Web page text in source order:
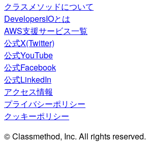
クラスメソッドについて
DevelopersIOとは
AWS支援サービス一覧
公式X(Twitter)
公式YouTube
公式Facebook
公式LinkedIn
アクセス情報
プライバシーポリシー
クッキーポリシー
© Classmethod, Inc. All rights reserved.